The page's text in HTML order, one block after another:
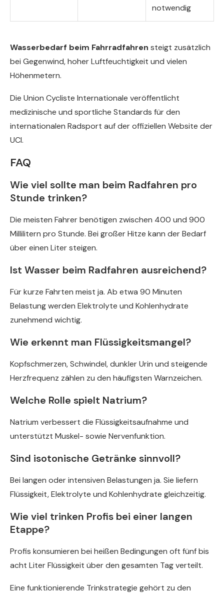
notwendig
Wasserbedarf beim Fahrradfahren steigt zusätzlich
bei Gegenwind, hoher Luftfeuchtigkeit und vielen
Höhenmetern.
Die Union Cycliste Internationale veröffentlicht
medizinische und sportliche Standards für den
internationalen Radsport auf der offiziellen Website der
UCI.
FAQ
Wie viel sollte man beim Radfahren pro
Stunde trinken?
Die meisten Fahrer benötigen zwischen 400 und 900
Millilitern pro Stunde. Bei großer Hitze kann der Bedarf
über einen Liter steigen.
Ist Wasser beim Radfahren ausreichend?
Für kurze Fahrten meist ja. Ab etwa 90 Minuten
Belastung werden Elektrolyte und Kohlenhydrate
zunehmend wichtig.
Wie erkennt man Flüssigkeitsmangel?
Kopfschmerzen, Schwindel, dunkler Urin und steigende
Herzfrequenz zählen zu den häufigsten Warnzeichen.
Welche Rolle spielt Natrium?
Natrium verbessert die Flüssigkeitsaufnahme und
unterstützt Muskel- sowie Nervenfunktion.
Sind isotonische Getränke sinnvoll?
Bei langen oder intensiven Belastungen ja. Sie liefern
Flüssigkeit, Elektrolyte und Kohlenhydrate gleichzeitig.
Wie viel trinken Profis bei einer langen
Etappe?
Profis konsumieren bei heißen Bedingungen oft fünf bis
acht Liter Flüssigkeit über den gesamten Tag verteilt.
Eine funktionierende Trinkstrategie gehört zu den